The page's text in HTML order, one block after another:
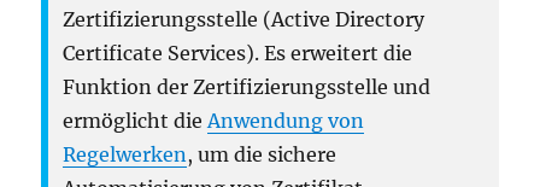
Zertifizierungsstelle (Active Directory
Certificate Services). Es erweitert die
Funktion der Zertifizierungsstelle und
ermöglicht dieAnwendung von
Regelwerken, um die sichere